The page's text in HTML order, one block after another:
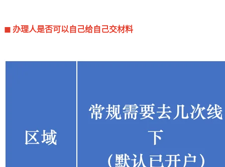
◼ 办理人是否可以自己给自己交材料